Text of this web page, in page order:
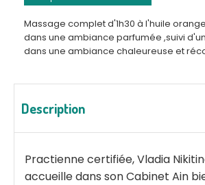
Massage complet d'1h30 à l'huile
dans une ambiance parfumée ,suivi
dans une ambiance chaleureuse et
Description
Practienne certifiée, Vladia
accueille dans son Cabinet Ain